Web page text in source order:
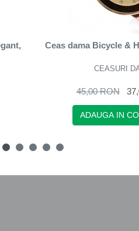
Ceas dama Bicycle &
CEASURI
45,00 RON
ADAUGA IN